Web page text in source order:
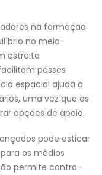
na formação
no meio-
estreita
passes
espacial ajuda a
uma vez que os
opções de apoio.
pode esticar
os médios
permite contra-